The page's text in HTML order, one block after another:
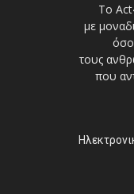
Το
με
τους
που